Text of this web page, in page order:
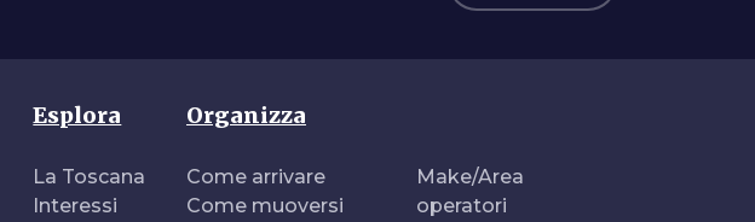
Esplora
La Toscana
Interessi
Organizza
Come arrivare
Come muoversi
Make/Area
operatori